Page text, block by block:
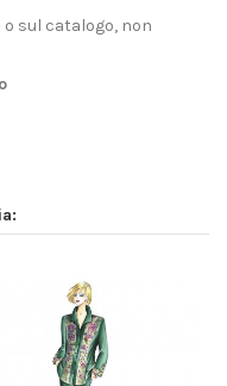
o sul catalogo, non